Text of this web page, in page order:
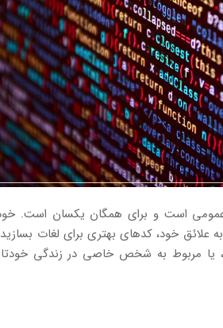
است و برای همگان یکسان است.
خود، کدهای بهتری برای لغات
یا مربوط به شخص خاصی در زندگی